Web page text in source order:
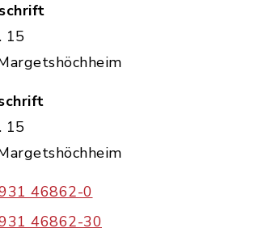
15
15
46862-0
46862-30